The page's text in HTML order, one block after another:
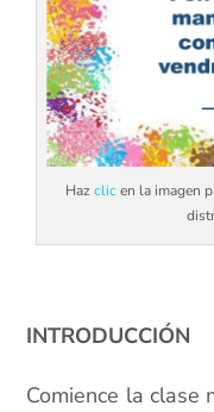
Hazclicen la imagen
INTRODUCCIÓN
Comience la clase